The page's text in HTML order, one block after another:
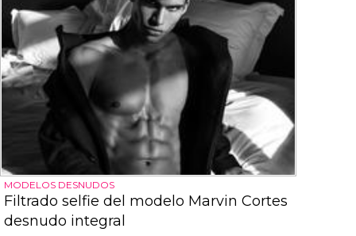
MODELOS DESNUDOS
Filtrado selfie del modelo Marvin Cortes
desnudo integral